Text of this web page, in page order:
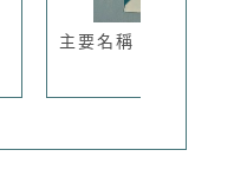
主要名稱：汗衫